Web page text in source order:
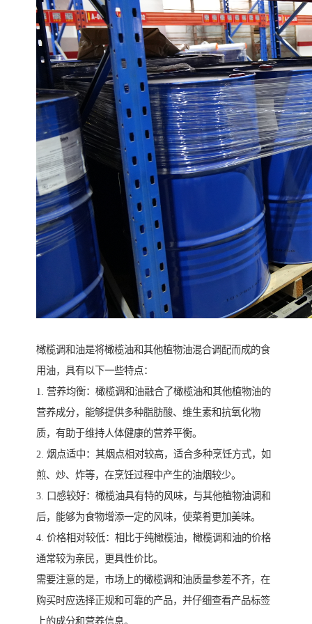
橄榄调和油是将橄榄油和其他植物油混合调配而成的食
用油，具有以下一些特点：
1. 营养均衡：橄榄调和油融合了橄榄油和其他植物油的
营养成分，能够提供多种脂肪酸、维生素和抗氧化物
质，有助于维持人体健康的营养平衡。
2. 烟点适中：其烟点相对较高，适合多种烹饪方式，如
煎、炒、炸等，在烹饪过程中产生的油烟较少。
3. 口感较好：橄榄油具有特的风味，与其他植物油调和
后，能够为食物增添一定的风味，使菜肴更加美味。
4. 价格相对较低：相比于纯橄榄油，橄榄调和油的价格
通常较为亲民，更具性价比。
需要注意的是，市场上的橄榄调和油质量参差不齐，在
购买时应选择正规和可靠的产品，并仔细查看产品标签
上的成分和营养信息。